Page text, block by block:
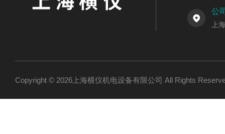
公
上
Copyright © 2026上海横仪机电设备有限公司 All Rights